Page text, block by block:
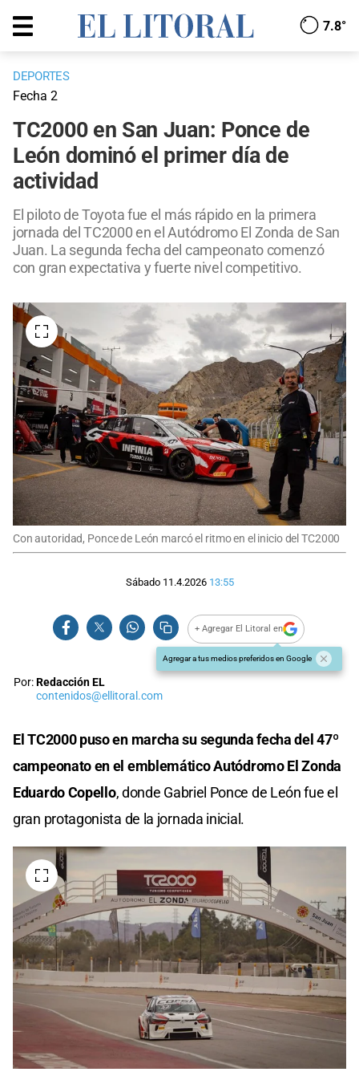
7.8°
DEPORTES
Fecha 2
TC2000 en San Juan: Ponce de
León dominó el primer día de
actividad
El piloto de Toyota fue el más rápido en la primera
jornada del TC2000 en el Autódromo El Zonda de San
Juan. La segunda fecha del campeonato comenzó
con gran expectativa y fuerte nivel competitivo.
Con autoridad, Ponce de León marcó el ritmo en el inicio del TC2000
Sábado 11.4.2026 13:55
+ Agregar El Litoral en
Agregar a tus medios preferidos en Google
Por:Redacción EL
contenidos@ellitoral.com
El TC2000 puso en marcha su segunda fecha del 47º
campeonato en el emblemático Autódromo El Zonda
Eduardo Copello, donde Gabriel Ponce de León fue el
gran protagonista de la jornada inicial.